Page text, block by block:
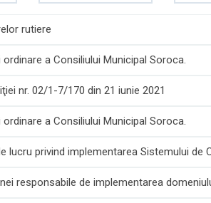
rutiere
a Consiliului Municipal Soroca.
nr. 02/1-7/170 din 21 iunie 2021
a Consiliului Municipal Soroca.
lucru privind implementarea Sistemului de
responsabile de implementarea